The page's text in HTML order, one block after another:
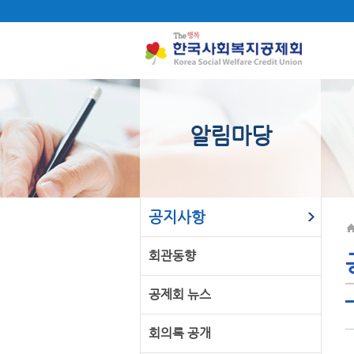
알림마당
공지사항
회관동향
공제회 뉴스
회의록 공개